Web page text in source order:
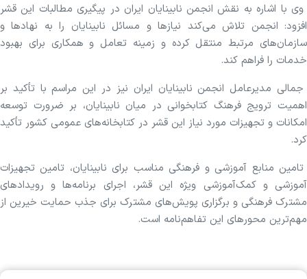
وی با اشاره به نقش انجمن نابینایان ایران در پیگیری مطالبات این قشر
افزود: انجمن تلاش می‌کند نیازها و مسائل نابینایان را به نهادها و
سازمان‌های مرتبط منتقل کرده و زمینه تعامل و همکاری برای بهبود
خدمات را فراهم کند.
جمالی مدیرعامل انجمن نابینایان ایران نیز در این مراسم با تأکید بر
اهمیت ترویج فرهنگ کتابخوانی در میان نابینایان، بر ضرورت توسعه
امکانات و تجهیزات مورد نیاز این قشر در کتابخانه‌های عمومی کشور تأکید
کرد.
تامین منابع آموزشی و فرهنگی مناسب برای نابینایان، تامین تجهیزات
آموزشی و کمک‌آموزشی ویژه این قشر، اجرای برنامه‌ها و رویدادهای
مشترک فرهنگی و برگزاری پویش‌های مشترک برای جذب حمایت خیرین از
مهم‌ترین محورهای این تفاهم‌نامه است.